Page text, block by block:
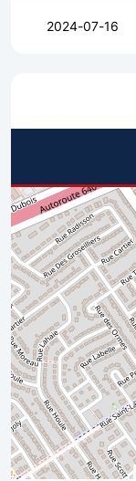
2024-07-16